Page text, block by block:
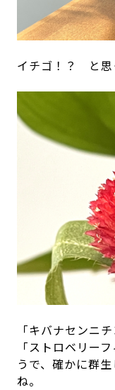
イチゴ！？ と思
「キバナセンニ
「ストロベリー
うで、確かに群
ね。